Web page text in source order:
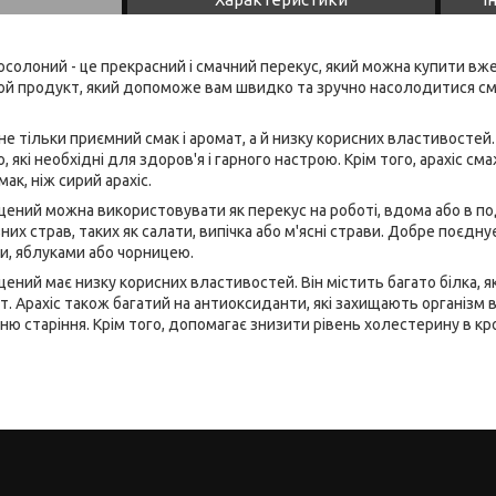
- це прекрасний і смачний перекус, який можна купити
продукт, який допоможе вам швидко та зручно насолодитися
тільки приємний смак і аромат, а й низку корисних властивостей.
які необхідні для здоров'я і гарного настрою. Крім того, арахіс
ніж сирий арахіс.
можна використовувати як перекус на роботі, вдома або в
страв, таких як салати, випічка або м'ясні страви. Добре
яблуками або чорницею.
має низку корисних властивостей. Він містить багато білка,
Арахіс також багатий на антиоксиданти, які захищають організм
старіння. Крім того, допомагає знизити рівень холестерину в